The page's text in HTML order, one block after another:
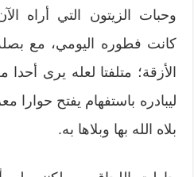
وحبات الزيتون التي أراه
كانت فطوره اليومي، مع
الأزقة؛ متلفتا لعله يرى
ليبادره باستفهام يفتح حوارا
بلاه الله بها وبلاها به.